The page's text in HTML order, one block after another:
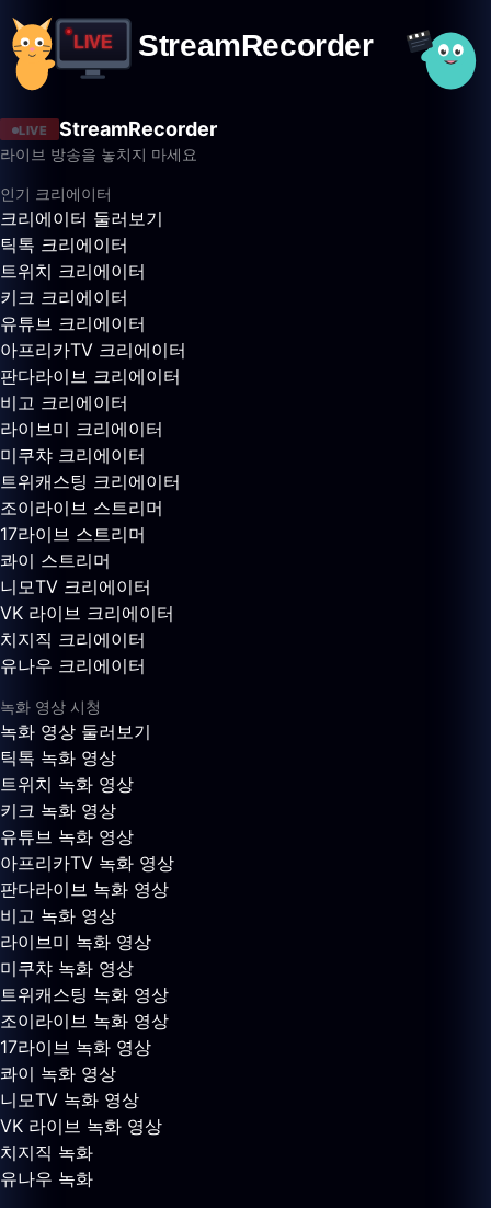
LIVE StreamRecorder
라이브 방송을 놓치지 마세요
인기 크리에이터
크리에이터 둘러보기
틱톡 크리에이터
트위치 크리에이터
키크 크리에이터
유튜브 크리에이터
아프리카TV 크리에이터
판다라이브 크리에이터
비고 크리에이터
라이브미 크리에이터
미쿠챠 크리에이터
트위캐스팅 크리에이터
조이라이브 스트리머
17라이브 스트리머
콰이 스트리머
니모TV 크리에이터
VK 라이브 크리에이터
치지직 크리에이터
유나우 크리에이터
녹화 영상 시청
녹화 영상 둘러보기
틱톡 녹화 영상
트위치 녹화 영상
키크 녹화 영상
유튜브 녹화 영상
아프리카TV 녹화 영상
판다라이브 녹화 영상
비고 녹화 영상
라이브미 녹화 영상
미쿠챠 녹화 영상
트위캐스팅 녹화 영상
조이라이브 녹화 영상
17라이브 녹화 영상
콰이 녹화 영상
니모TV 녹화 영상
VK 라이브 녹화 영상
치지직 녹화
유나우 녹화